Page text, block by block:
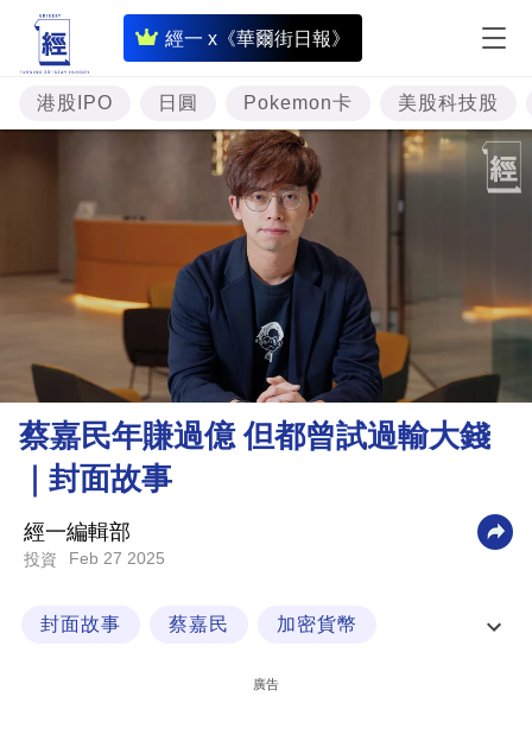
經一 x《華爾街日報》
即
時
財
經
市
理
財
商
科
港股IPO 日圓 Pokemon卡 美股科技股
蔡嘉民年賺過億 但都曾試過輸大錢
｜封面故事
經一編輯部
投資 Feb 27 2025
封面故事 蔡嘉民 加密貨幣
廣告